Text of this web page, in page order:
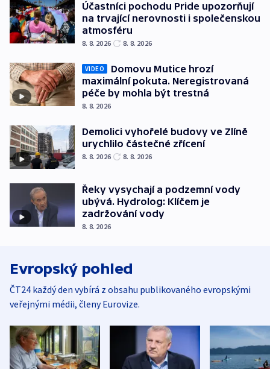
Účastníci pochodu Pride upozorňují
na trvající nerovnosti i společenskou
atmosféru
8. 8. 2026 8. 8. 2026
VIDEO
Domovu Mutice hrozí
maximální pokuta. Neregistrovaná
péče by mohla být trestná
8. 8. 2026
Demolici vyhořelé budovy ve Zlíně
urychlilo částečné zřícení
8. 8. 2026 8. 8. 2026
Řeky vysychají a podzemní vody
ubývá. Hydrolog: Klíčem je
zadržování vody
8. 8. 2026
Evropský pohled
ČT24 každý den vybírá z obsahu publikovaného evropskými
veřejnými médii, členy Eurovize.